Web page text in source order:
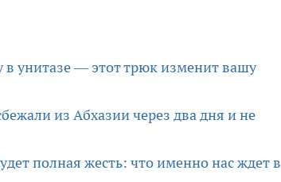
в унитазе — этот трюк изменит вашу
из Абхазии через два дня и не
полная жесть: что именно нас ждет в